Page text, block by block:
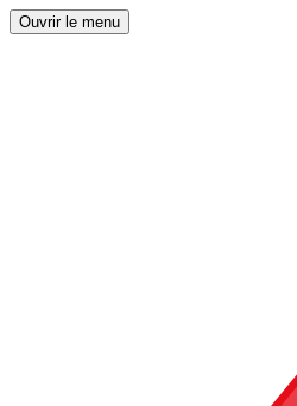
Ouvrir le menu